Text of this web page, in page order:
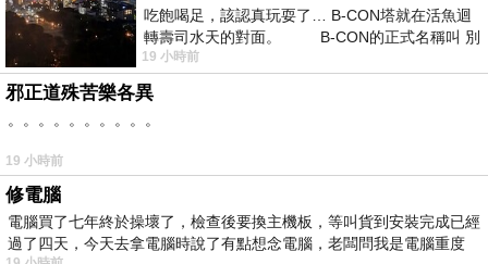
吃飽喝足，該認真玩耍了… B-CON塔就在活魚迴
轉壽司水天的對面。 B-CON的正式名稱叫 別
19 小時前
邪正道殊苦樂各異
。。。。。。。。。。
19 小時前
修電腦
電腦買了七年終於操壞了，檢查後要換主機板，等叫貨到安裝完成已經
過了四天，今天去拿電腦時說了有點想念電腦，老闆問我是電腦重度